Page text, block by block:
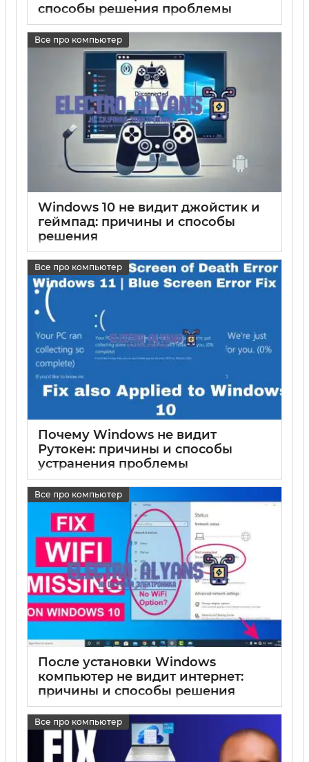
способы решения проблемы
Все про компьютер
Windows 10 не видит джойстик и
геймпад: причины и способы
решения
Все про компьютер
Почему Windows не видит
Рутокен: причины и способы
устранения проблемы
Все про компьютер
После установки Windows
компьютер не видит интернет:
причины и способы решения
Все про компьютер